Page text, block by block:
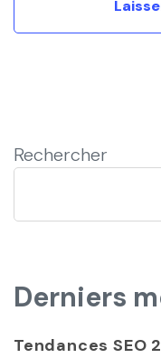
Rechercher
Derniers
Tendances SEO